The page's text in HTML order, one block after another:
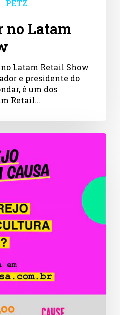
PETZ
no Latam
no Latam Retail Show
e presidente do
é um dos
Retail…